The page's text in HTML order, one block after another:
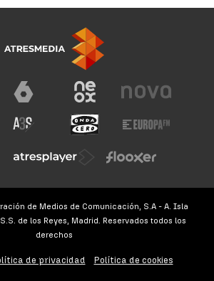
de Medios de Comunicación, S.A - A. Isla
de los Reyes, Madrid. Reservados todos los
derechos
de privacidad Política de cookies